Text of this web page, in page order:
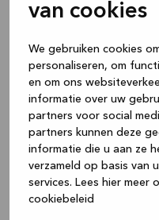
van cookies
We gebruiken cookies
personaliseren, om
en om ons
informatie over uw
partners voor social
partners kunnen deze
informatie die u aan ze
verzameld op basis van
services. Lees hier meer
cookiebeleid